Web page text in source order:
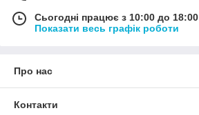
Сьогодні працює з 10:00 до 18:00
Показати весь графік роботи
Про нас
Контакти